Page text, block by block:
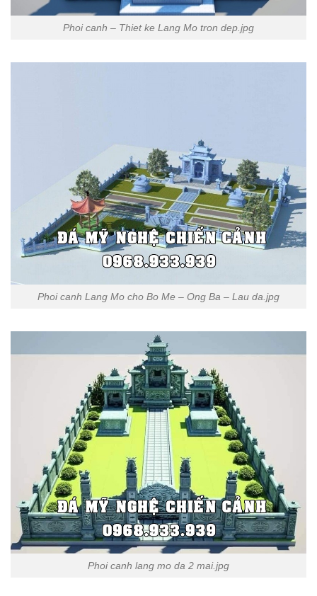
Phoi canh – Thiet ke Lang Mo tron dep.jpg
Phoi canh Lang Mo cho Bo Me – Ong Ba – Lau da.jpg
Phoi canh lang mo da 2 mai.jpg